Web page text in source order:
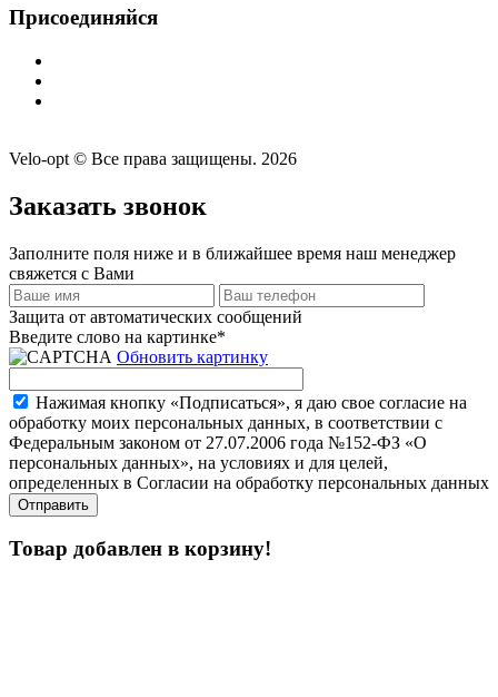
Присоединяйся
Velo-opt © Все права защищены. 2026
Заказать звонок
Заполните поля ниже и в ближайшее время наш менеджер
свяжется с Вами
Защита от автоматических сообщений
Введите слово на картинке*
Обновить картинку
Нажимая кнопку «Подписаться», я даю свое согласие на
обработку моих персональных данных, в соответствии с
Федеральным законом от 27.07.2006 года №152-ФЗ «О
персональных данных», на условиях и для целей,
определенных в Согласии на обработку персональных данных
Товар добавлен в корзину!